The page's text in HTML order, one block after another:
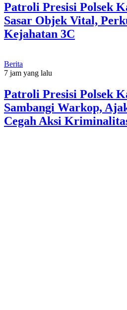
Patroli Presisi Polsek
Sasar Objek Vital,
Kejahatan 3C
Berita
7 jam yang lalu
Patroli Presisi Polsek
Sambangi Warkop,
Cegah Aksi